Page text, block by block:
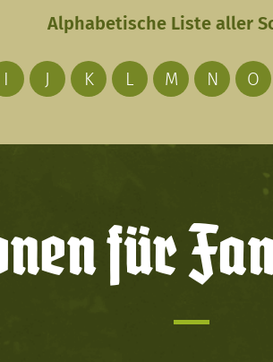
Alphabetische Liste aller
I J K L M N O
für